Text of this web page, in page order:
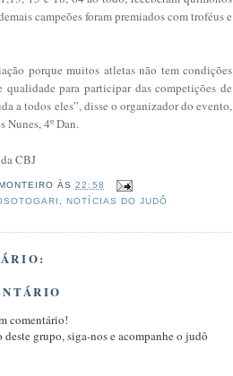
campeões foram premiados com troféus e
porque muitos atletas não tem condições
para participar das competições de
a todos eles”, disse o organizador do evento,
4º Dan.
CBJ
ÀS22:58
,NOTÍCIAS DO JUDÔ
comentário!
grupo, siga-nos e acompanhe o judô